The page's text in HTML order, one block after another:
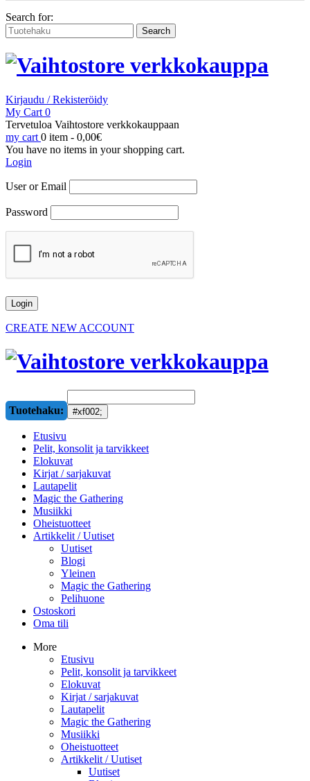
Search for:
Kirjaudu / Rekisteröidy
My Cart 0
Tervetuloa Vaihtostore verkkokauppaan
my cart 0 item - 0,00€
You have no items in your shopping cart.
Login
User or Email
Password
CREATE NEW ACCOUNT
Tuotehaku:
Etusivu
Pelit, konsolit ja tarvikkeet
Elokuvat
Kirjat / sarjakuvat
Lautapelit
Magic the Gathering
Musiikki
Oheistuotteet
Artikkelit / Uutiset
Uutiset
Blogi
Yleinen
Magic the Gathering
Pelihuone
Ostoskori
Oma tili
More
Etusivu
Pelit, konsolit ja tarvikkeet
Elokuvat
Kirjat / sarjakuvat
Lautapelit
Magic the Gathering
Musiikki
Oheistuotteet
Artikkelit / Uutiset
Uutiset